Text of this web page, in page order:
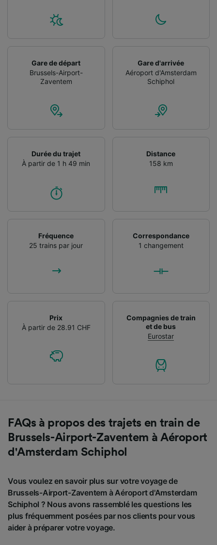
Gare de départ
Brussels-Airport-
Zaventem
Gare d'arrivée
Aéroport d'Amsterdam
Schiphol
Durée du trajet
À partir de 1 h 49 min
Distance
158 km
Fréquence
25 trains par jour
Correspondance
1 changement
Prix
À partir de 28.91 CHF
Compagnies de train
et de bus
Eurostar
FAQs à propos des trajets en train de
Brussels-Airport-Zaventem à Aéroport
d'Amsterdam Schiphol
Vous voulez en savoir plus sur votre voyage de
Brussels-Airport-Zaventem à Aéroport d'Amsterdam
Schiphol ? Nous avons rassemblé les questions les
plus fréquemment posées par nos clients pour vous
aider à préparer votre voyage.